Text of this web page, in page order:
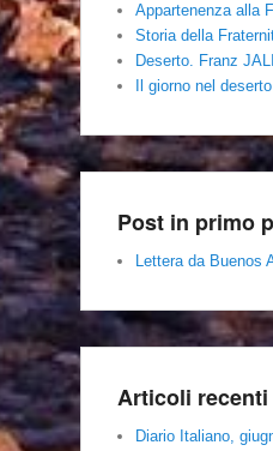
Appartenenza alla
Storia della
Deserto. Franz
Il giorno nel deserto
Post in primo
Lettera da Buenos
Articoli recenti
Diario Italiano,